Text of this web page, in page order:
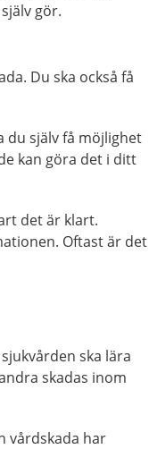
gör.
Du ska också få
du själv få möjlighet
kan göra det i ditt
det är klart.
Oftast är det
ska lära
skadas inom
vårdskada har